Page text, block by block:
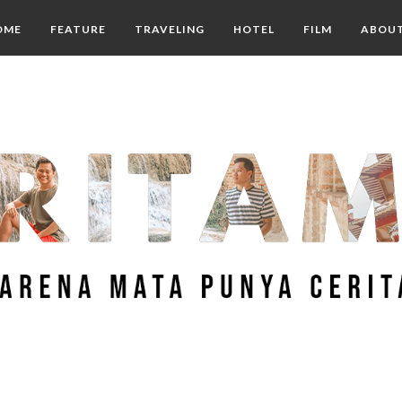
FEATURE TRAVELING HOTEL FILM